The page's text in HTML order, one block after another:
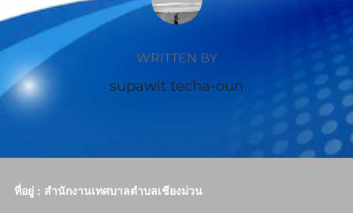
WRITTEN BY
supawit techa-oun
ที่อยู่ : สำนักงานเทศบาลตำบลเชียงม่วน